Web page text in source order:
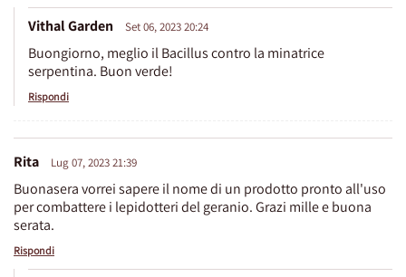
Vithal Garden Set 06, 2023 20:24
Buongiorno, meglio il Bacillus contro la minatrice
serpentina. Buon verde!
Rispondi
Rita Lug 07, 2023 21:39
Buonasera vorrei sapere il nome di un prodotto pronto all'uso
per combattere i lepidotteri del geranio. Grazi mille e buona
serata.
Rispondi